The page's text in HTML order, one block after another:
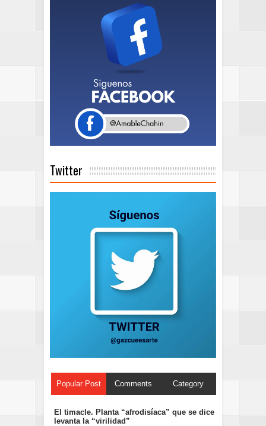
Twitter
Popular Post Comments Category
El timacle. Planta “afrodisíaca” que se dice
levanta la “virilidad”